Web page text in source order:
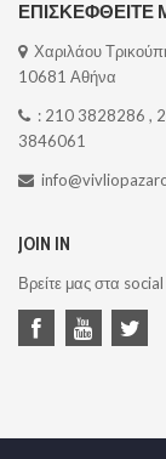
ΕΠΙΣΚΕΦΘΕΙΤΕ
Χαριλάου
10681 Αθήνα
: 210 3828286 ,
3846061
JOIN IN
Βρείτε μας στα